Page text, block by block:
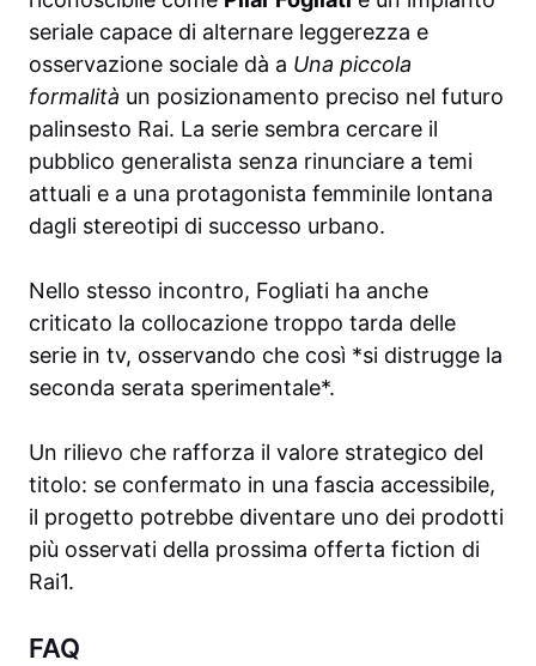
seriale capace di alternare leggerezza e
osservazione sociale dà a Una piccola
formalità un posizionamento preciso nel futuro
palinsesto Rai. La serie sembra cercare il
pubblico generalista senza rinunciare a temi
attuali e a una protagonista femminile lontana
dagli stereotipi di successo urbano.
Nello stesso incontro, Fogliati ha anche
criticato la collocazione troppo tarda delle
serie in tv, osservando che così *si distrugge la
seconda serata sperimentale*.
Un rilievo che rafforza il valore strategico del
titolo: se confermato in una fascia accessibile,
il progetto potrebbe diventare uno dei prodotti
più osservati della prossima offerta fiction di
Rai1.
FAQ